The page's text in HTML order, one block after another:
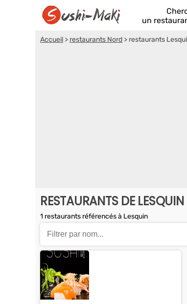
un
Accueil > restaurants Nord > restaurants
RESTAURANTS DE LESQUIN
1 restaurants référencés à Lesquin